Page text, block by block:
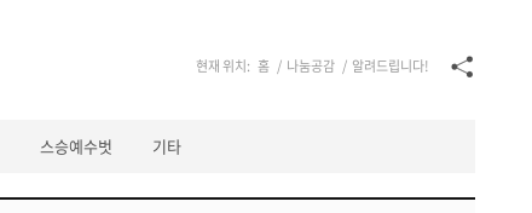
현재 위치: 홈 / 나눔공감 / 알려드립니다!
스승예수벗 기타